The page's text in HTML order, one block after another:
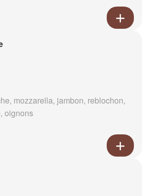
mozzarella, jambon, reblochon,
oignons